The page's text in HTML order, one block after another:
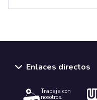
Enlaces directos
Trabaja con
nosotros.